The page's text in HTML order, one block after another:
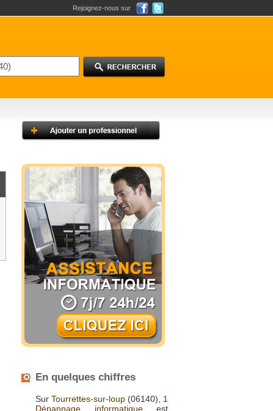
Rejoignez-nous sur
En quelques chiffres
Sur Tourrettes-sur-loup (06140), 1
Dépannage informatiqueest